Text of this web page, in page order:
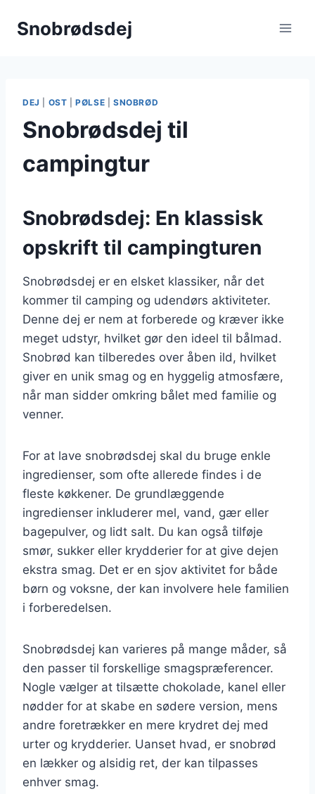
Snobrødsdej
DEJ OST |PØLSE SNOBRØD
Snobrødsdej til
campingtur
Snobrødsdej: En klassisk
opskrift til campingturen
Snobrødsdej er en elsket klassiker, når det
kommer til camping og udendørs aktiviteter.
Denne dej er nem at forberede og kræver ikke
meget udstyr, hvilket gør den ideel til bålmad.
Snobrød kan tilberedes over åben ild, hvilket
giver en unik smag og en hyggelig atmosfære,
når man sidder omkring bålet med familie og
venner.
For at lave snobrødsdej skal du bruge enkle
ingredienser, som ofte allerede findes i de
fleste køkkener. De grundlæggende
ingredienser inkluderer mel, vand, gær eller
bagepulver, og lidt salt. Du kan også tilføje
smør, sukker eller krydderier for at give dejen
ekstra smag. Det er en sjov aktivitet for både
børn og voksne, der kan involvere hele familien
i forberedelsen.
Snobrødsdej kan varieres på mange måder, så
den passer til forskellige smagspræferencer.
Nogle vælger at tilsætte chokolade, kanel eller
nødder for at skabe en sødere version, mens
andre foretrækker en mere krydret dej med
urter og krydderier. Uanset hvad, er snobrød
en lækker og alsidig ret, der kan tilpasses
enhver smag.